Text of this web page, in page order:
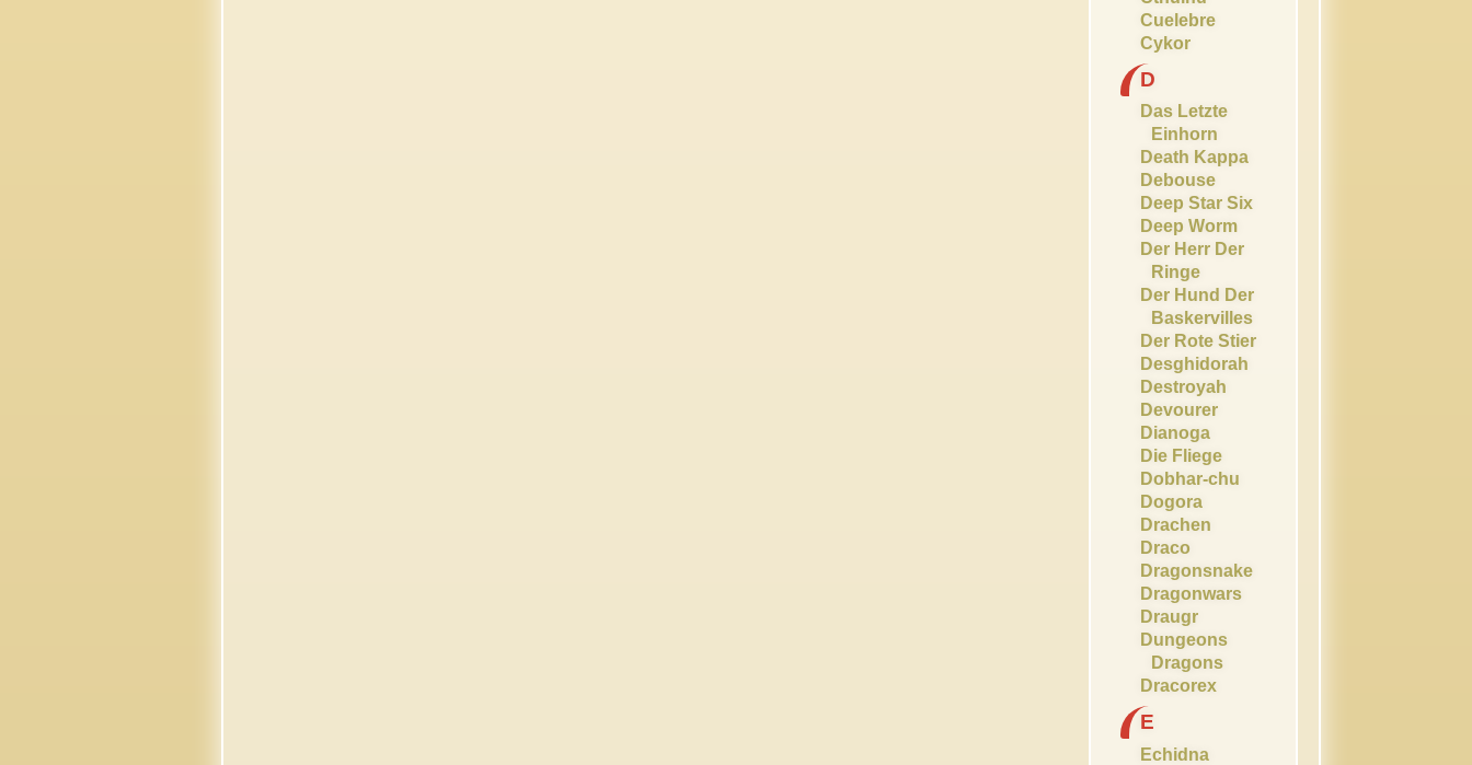
Cuelebre
Cykor
D
Das Letzte
Einhorn
Death Kappa
Debouse
Deep Star Six
Deep Worm
Der Herr Der
Ringe
Der Hund Der
Baskervilles
Der Rote Stier
Desghidorah
Destroyah
Devourer
Dianoga
Die Fliege
Dobhar-chu
Dogora
Drachen
Draco
Dragonsnake
Dragonwars
Draugr
Dungeons
Dragons
Dracorex
E
Echidna